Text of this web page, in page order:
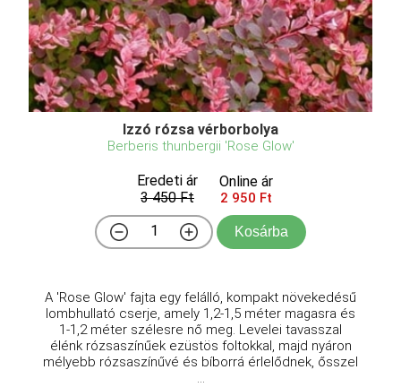
Izzó rózsa vérborbolya
Berberis thunbergii 'Rose Glow'
Eredeti ár
3 450 Ft
Online ár
2 950 Ft
Kosárba
A 'Rose Glow' fajta egy felálló, kompakt növekedésű
lombhullató cserje, amely 1,2-1,5 méter magasra és
1-1,2 méter szélesre nő meg. Levelei tavasszal
élénk rózsaszínűek ezüstös foltokkal, majd nyáron
mélyebb rózsaszínűvé és bíborrá érlelődnek, ősszel
...